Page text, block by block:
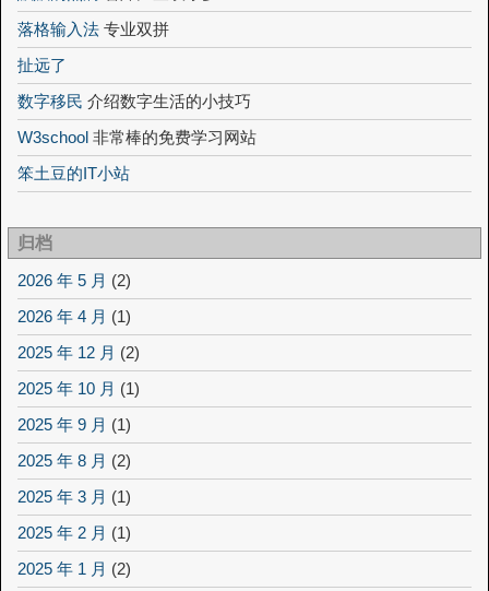
落格输入法 专业双拼
扯远了
数字移民 介绍数字生活的小技巧
W3school 非常棒的免费学习网站
笨土豆的IT小站
归档
2026 年 5 月 (2)
2026 年 4 月 (1)
2025 年 12 月 (2)
2025 年 10 月 (1)
2025 年 9 月 (1)
2025 年 8 月 (2)
2025 年 3 月 (1)
2025 年 2 月 (1)
2025 年 1 月 (2)